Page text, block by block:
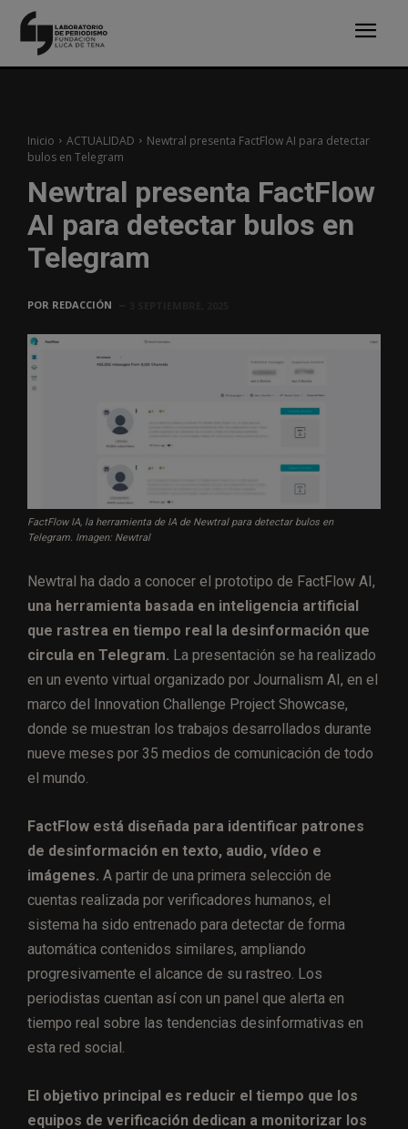
Inicio ACTUALIDAD
Newtral presenta FactFlow AI para detectar
bulos en Telegram
Newtral presenta FactFlow
AI para detectar bulos en
Telegram
POR REDACCIÓN
FactFlow IA, la herramienta de IA de Newtral para detectar bulos en
Telegram. Imagen: Newtral
Newtral ha dado a conocer el prototipo de FactFlow AI,
una herramienta basada en inteligencia artificial
que rastrea en tiempo real la desinformación que
circula en Telegram. La presentación se ha realizado
en un evento virtual organizado por Journalism AI, en el
marco del Innovation Challenge Project Showcase,
donde se muestran los trabajos desarrollados durante
nueve meses por 35 medios de comunicación de todo
el mundo.
FactFlow está diseñada para identificar patrones
de desinformación en texto, audio, vídeo e
imágenes. A partir de una primera selección de
cuentas realizada por verificadores humanos, el
sistema ha sido entrenado para detectar de forma
automática contenidos similares, ampliando
progresivamente el alcance de su rastreo. Los
periodistas cuentan así con un panel que alerta en
tiempo real sobre las tendencias desinformativas en
esta red social.
El objetivo principal es reducir el tiempo que los
equipos de verificación dedican a monitorizar los